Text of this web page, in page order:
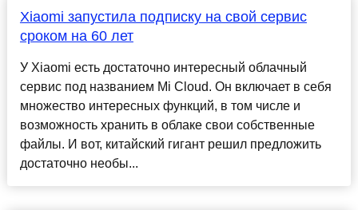
Xiaomi запустила подписку на свой сервис
сроком на 60 лет
У Xiaomi есть достаточно интересный облачный
сервис под названием Mi Cloud. Он включает в себя
множество интересных функций, в том числе и
возможность хранить в облаке свои собственные
файлы. И вот, китайский гигант решил предложить
достаточно необы...